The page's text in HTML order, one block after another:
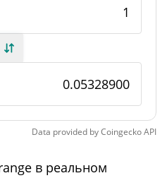
193 000 000 LA
1 000 000 000 LA
0 LA
Data provided byCoingeckoAPI
в реальном